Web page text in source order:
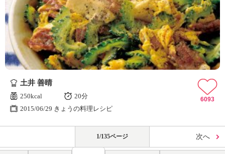
土井 善晴
250kcal
20分
2015/06/29 きょうの料理レシピ
6093
1/135ページ 次へ